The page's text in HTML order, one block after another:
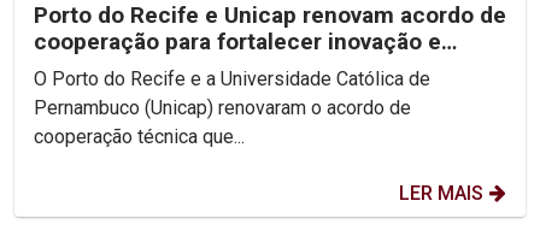
Porto do Recife e Unicap renovam acordo de
cooperação para fortalecer inovação e
formação acadêmica
O Porto do Recife e a Universidade Católica de
Pernambuco (Unicap) renovaram o acordo de
cooperação técnica que...
LER MAIS